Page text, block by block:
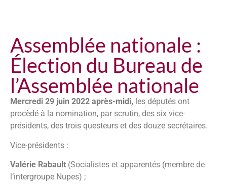
Assemblée nationale :
Élection du Bureau de
l’Assemblée nationale
Mercredi 29 juin 2022 après-midi, les députés ont
procèdé à la nomination, par scrutin, des six vice-
présidents, des trois questeurs et des douze secrétaires.
Vice-présidents :
Valérie Rabault (Socialistes et apparentés (membre de
l’intergroupe Nupes) ;